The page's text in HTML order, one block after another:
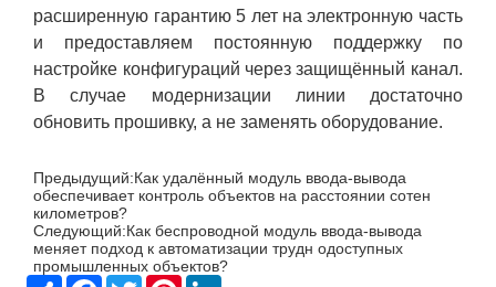
расширенную гарантию 5 лет на электронную часть
и предоставляем постоянную поддержку по
настройке конфигураций через защищённый канал.
В случае модернизации линии достаточно
обновить прошивку, а не заменять оборудование.
Предыдущий:Как удалённый модуль ввода-вывода
обеспечивает контроль объектов на расстоянии сотен
километров?
Следующий:Как беспроводной модуль ввода-вывода
меняет подход к автоматизации трудн одоступных
промышленных объектов?